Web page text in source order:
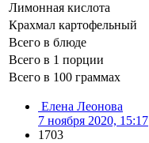
Лимонная кислота
Крахмал картофельный
Всего в блюде
Всего в 1 порции
Всего в 100 граммах
Елена Леонова
7 ноября 2020, 15:17
1703